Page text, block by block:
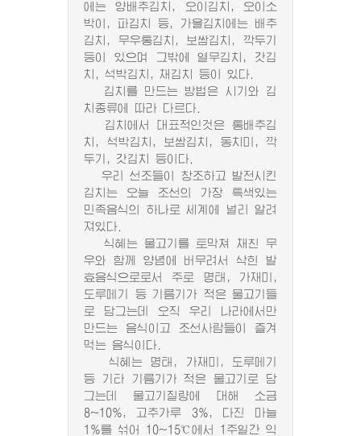
에는 양배추김치, 오이김치, 오이소
박이, 파김치 등, 가을김치에는 배추
김치, 무우통김치, 보쌈김치, 깍두기
등이 있으며 그밖에 열무김치, 갓김
치, 석박김치, 채김치 등이 있다.
김치를 만드는 방법은 시기와 김
치종류에 따라 다르다.
김치에서 대표적인것은 통배추김
치, 석박김치, 보쌈김치, 동치미, 깍
두기, 갓김치 등이다.
우리 선조들이 창조하고 발전시킨
김치는 오늘 조선의 가장 특색있는
민족음식의 하나로 세계에 널리 알려
져있다.
식혜는 물고기를 토막쳐 채친 무
우와 함께 양념에 버무려서 삭힌 발
효음식으로로서 주로 명태, 가재미,
도루메기 등 기름기가 적은 물고기들
로 담그는데 오직 우리 나라에서만
만드는 음식이고 조선사람들이 즐겨
먹는 음식이다.
식혜는 명태, 가재미, 도루메기
등 기타 기름기가 적은 물고기로 담
그는데 물고기질량에 대해 소금
8~10%, 고추가루 3%, 다진 마늘
1%를 섞어 10~15℃에서 1주일간 익